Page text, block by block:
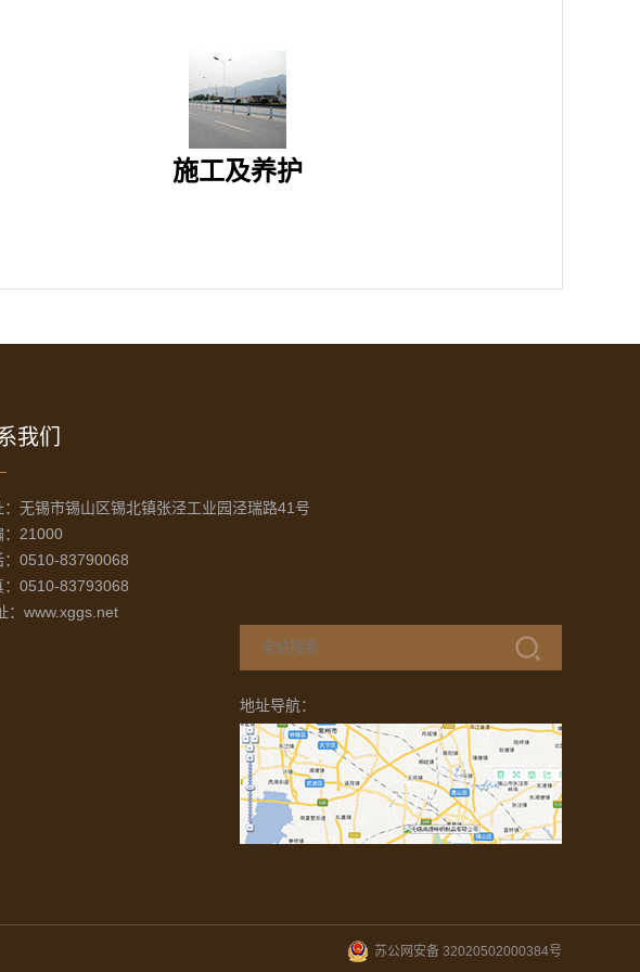
施工及养护
我们
：无锡市锡山区锡北镇张泾工业园泾瑞路41号
：21000
：0510-83790068
：0510-83793068
：www.xggs.net
地址导航：
苏公网安备 32020502000384号